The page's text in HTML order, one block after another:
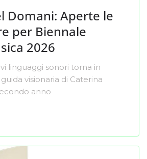
Domani: Aperte le
per Biennale
2026
linguaggi sonori torna in
visionaria di Caterina
anno